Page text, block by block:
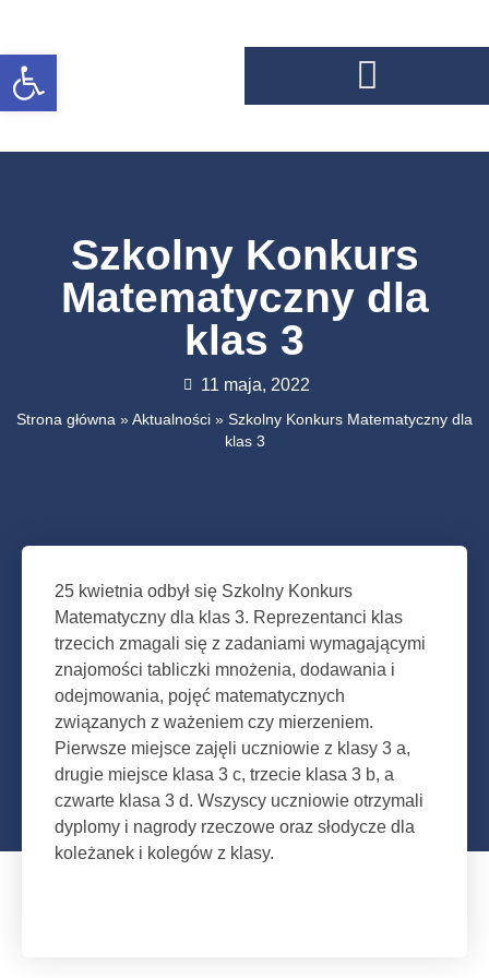
Szkolny Konkurs
Matematyczny dla
klas 3
11 maja, 2022
Strona główna » Aktualności » Szkolny Konkurs Matematyczny dla
klas 3
25 kwietnia odbył się Szkolny Konkurs
Matematyczny dla klas 3. Reprezentanci klas
trzecich zmagali się z zadaniami wymagającymi
znajomości tabliczki mnożenia, dodawania i
odejmowania, pojęć matematycznych
związanych z ważeniem czy mierzeniem.
Pierwsze miejsce zajęli uczniowie z klasy 3 a,
drugie miejsce klasa 3 c, trzecie klasa 3 b, a
czwarte klasa 3 d. Wszyscy uczniowie otrzymali
dyplomy i nagrody rzeczowe oraz słodycze dla
koleżanek i kolegów z klasy.
Otwórz pasek narzędzi